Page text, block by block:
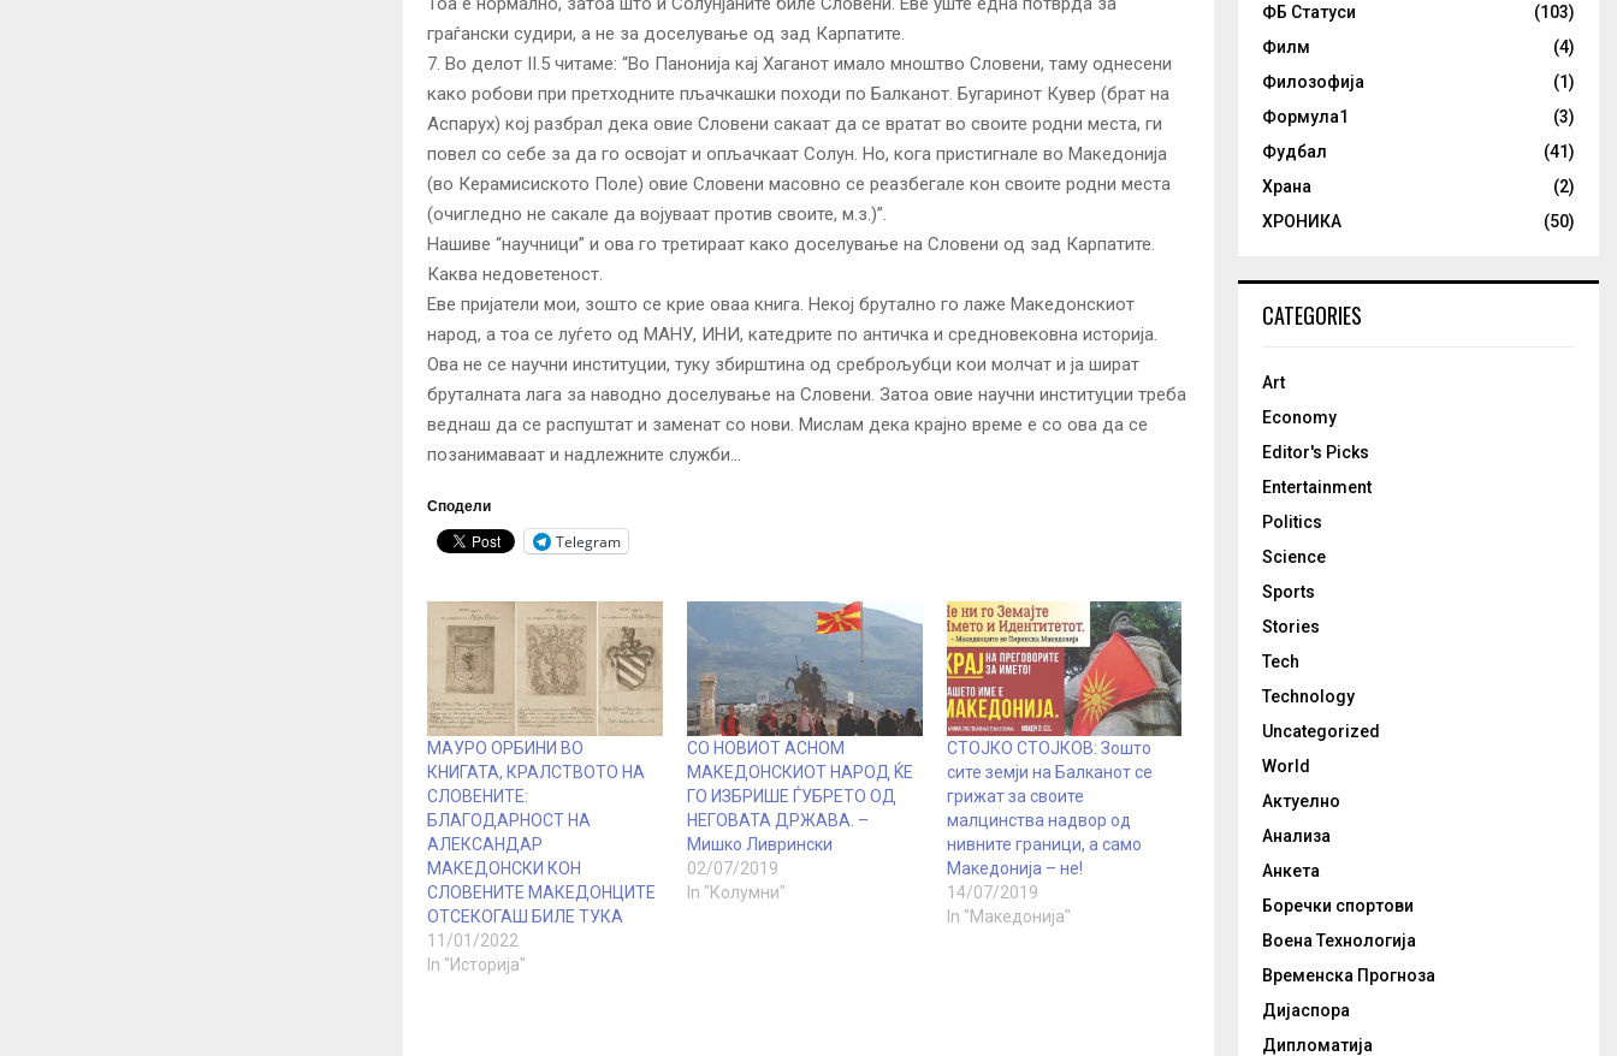
граѓански судири, а не за доселување од зад Карпатите.
7. Во делот II.5 читаме: “Во Панонија кај Хаганот имало мноштво Словени, таму однесени
како робови при претходните пљачкашки походи по Балканот. Бугаринот Кувер (брат на
Аспарух) кој разбрал дека овие Словени сакаат да се вратат во своите родни места, ги
повел со себе за да го освојат и опљачкаат Солун. Но, кога пристигнале во Македонија
(во Керамисиското Поле) овие Словени масовно се реазбегале кон своите родни места
(очигледно не сакале да војуваат против своите, м.з.)”.
Нашиве “научници” и ова го третираат како доселување на Словени од зад Карпатите.
Каква недоветеност.
Еве пријатели мои, зошто се крие оваа книга. Некој брутално го лаже Македонскиот
народ, а тоа се луѓето од МАНУ, ИНИ, катедрите по античка и средновековна историја.
Ова не се научни институции, туку збирштина од среброљубци кои молчат и ја шират
бруталната лага за наводно доселување на Словени. Затоа овие научни институции треба
веднаш да се распуштат и заменат со нови. Мислам дека крајно време е со ова да се
позанимаваат и надлежните служби…
Сподели
Telegram
МАУРО ОРБИНИ ВО
КНИГАТА, КРАЛСТВОТО НА
СЛОВЕНИТЕ:
БЛАГОДАРНОСТ НА
АЛЕКСАНДАР
МАКЕДОНСКИ КОН
СЛОВЕНИТЕ МАКЕДОНЦИТЕ
ОТСЕКОГАШ БИЛЕ ТУКА
11/01/2022
In "Историја"
СО НОВИОТ АСНОМ
МАКЕДОНСКИОТ НАРОД ЌЕ
ГО ИЗБРИШЕ ЃУБРЕТО ОД
НЕГОВАТА ДРЖАВА. –
Мишко Ливрински
02/07/2019
In "Колумни"
СТОЈКО СТОЈКОВ: Зошто
сите земји на Балканот се
грижат за своите
малцинства надвор од
нивните граници, а само
Македонија – не!
14/07/2019
In "Македонија"
ФБ Статуси
(103)
Филм
(4)
Филозофија
(1)
Формула1
(3)
Фудбал
(41)
Храна
(2)
ХРОНИКА
(50)
CATEGORIES
Art
Economy
Editor's Picks
Entertainment
Politics
Science
Sports
Stories
Tech
Technology
Uncategorized
World
Актуелно
Анализа
Анкета
Боречки спортови
Воена Технологија
Временска Прогноза
Дијаспора
Дипломатија